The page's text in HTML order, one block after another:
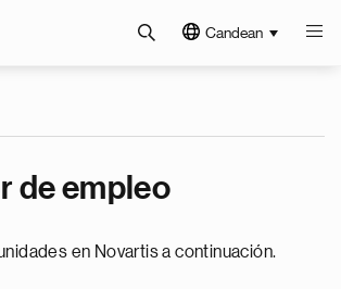
Candean
de empleo
en Novartis a continuación.